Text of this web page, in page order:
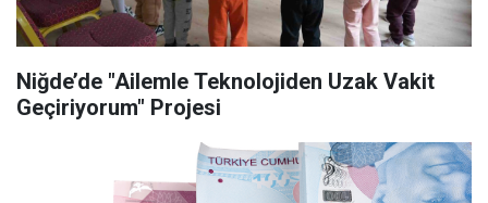
Niğde’de "Ailemle Teknolojiden Uzak Vakit
Geçiriyorum" Projesi